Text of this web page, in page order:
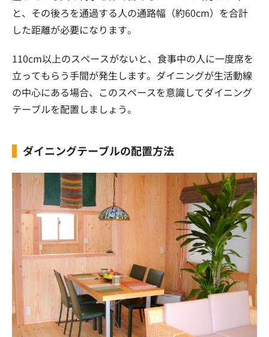
と、その後ろを通過する人の通路幅（約60cm）を合計
した距離が必要になります。
110cm以上のスペースがないと、食事中の人に一度席を
立ってもらう手間が発生します。ダイニングが生活動線
の中心にある場合、このスペースを意識してダイニング
テーブルを配置しましょう。
ダイニングテーブルの配置方法